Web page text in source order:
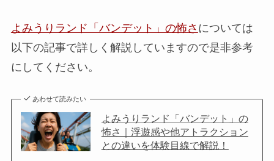
よみうりランド「バンデット」の怖さ については
以下の記事で詳しく解説していますので是非参考
にしてください。
あわせて読みたい
よみうりランド「バンデット」の
怖さ｜浮遊感や他アトラクション
との違いを体験目線で解説！